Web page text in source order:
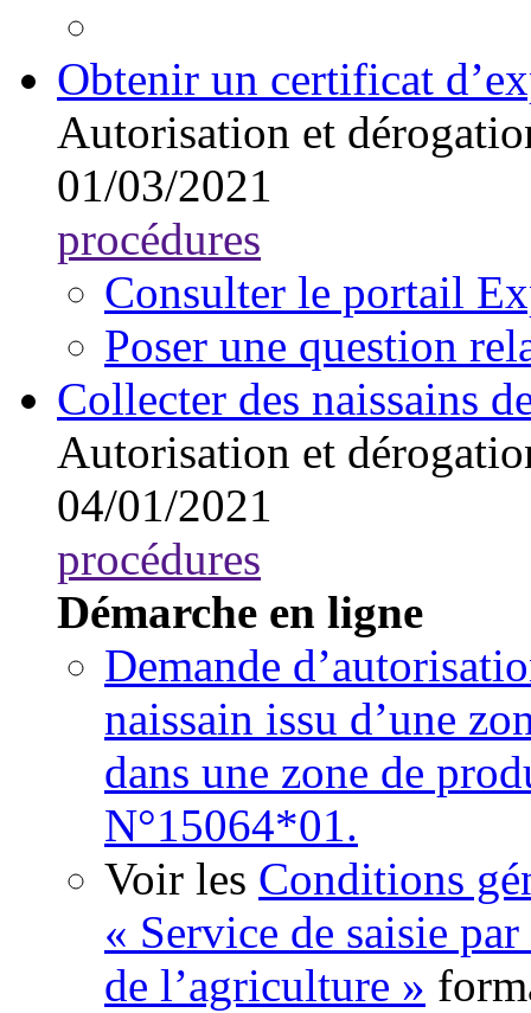
Obtenir un certificat
Autorisation et
01/03/2021
procédures
Consulter le portail
Poser une question
Collecter des naissains
Autorisation et
04/01/2021
procédures
Démarche en ligne
Demande
naissain issu d’une
dans une zone de
N°15064*01.
Voir les Conditions
« Service de saisie
de l’agriculture »